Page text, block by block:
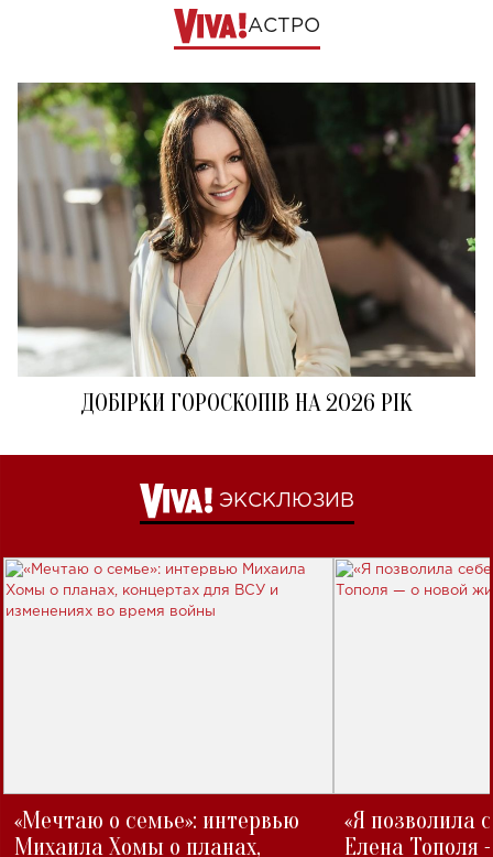
АСТРО
ДОБІРКИ ГОРОСКОПІВ НА 2026 РІК
ЭКСКЛЮЗИВ
«Мечтаю о семье»: интервью
Михаила Хомы о планах,
«Я позволила
Елена Тополя